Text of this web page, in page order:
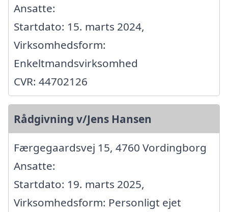
Ansatte:
Startdato: 15. marts 2024,
Virksomhedsform:
Enkeltmandsvirksomhed
CVR: 44702126
Rådgivning v/Jens Hansen
Færgegaardsvej 15, 4760 Vordingborg
Ansatte:
Startdato: 19. marts 2025,
Virksomhedsform: Personligt ejet